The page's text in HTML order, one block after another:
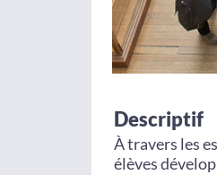
Descriptif
À travers les
élèves